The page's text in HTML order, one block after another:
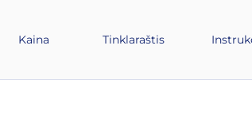
Kaina Tinklaraštis